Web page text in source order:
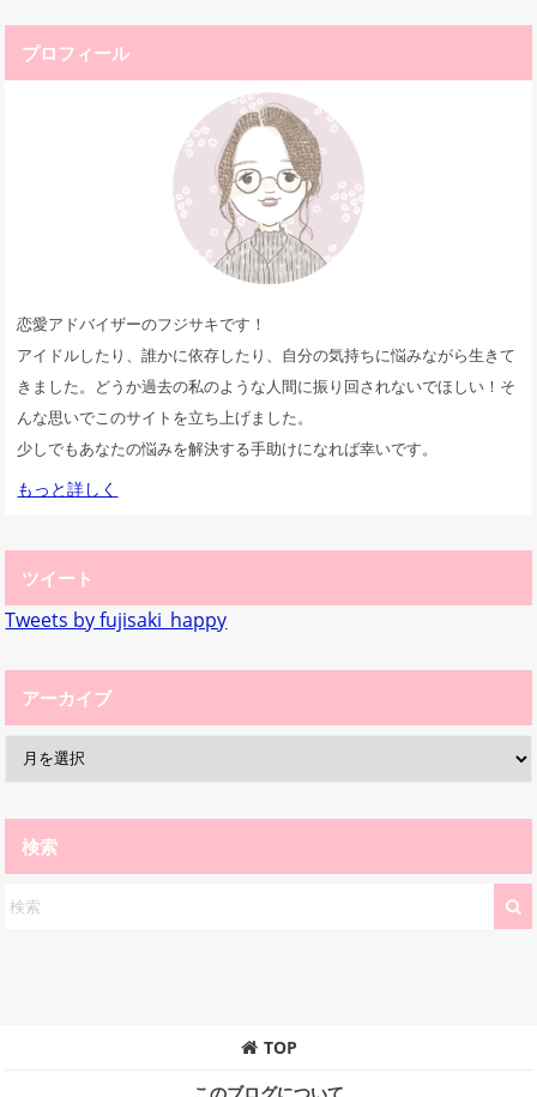
プロフィール
恋愛アドバイザーのフジサキです！
アイドルしたり、誰かに依存したり、自分の気持ちに悩みながら生きて
きました。どうか過去の私のような人間に振り回されないでほしい！そ
んな思いでこのサイトを立ち上げました。
少しでもあなたの悩みを解決する手助けになれば幸いです。
もっと詳しく
ツイート
Tweets by fujisaki_happy
アーカイブ
検索
TOP